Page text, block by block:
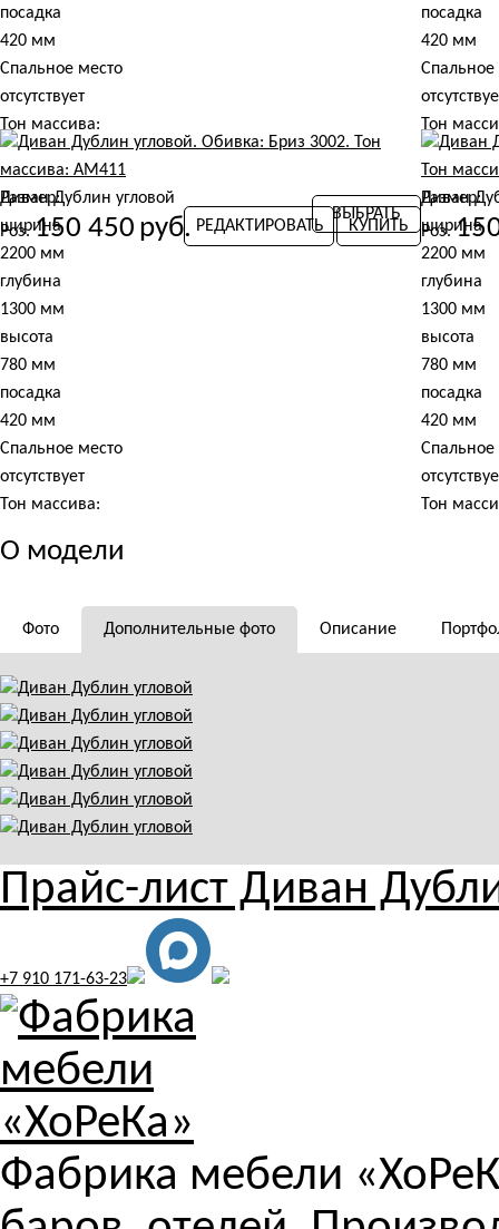
посадка
420 мм
Спальное место
отсутствует
Тон массива:
АМ 411
Обивка:
Бест (Best Марал) - Бест 50
Артикул:
Хорека 020
посадка
420 мм
Спальное
Тон
АМ 411
Обивка:
Бест
Артикул:
Хорека
Диван Дублин угловой
Роз.150 450 руб. ВЫБРАТЬ
КУПИТЬ
РЕДАКТИРОВАТЬ
Размер:
ширина
2200 мм
глубина
1300 мм
высота
780 мм
посадка
420 мм
Спальное место
отсутствует
Тон массива:
Обивка:
Диван
Роз.
Размер:
ширина
2200 мм
глубина
1300 мм
высота
780 мм
посадка
420 мм
Спальное
Тон
О модели
Фото Дополнительные фото Описание
Прайс-лист Диван
+7 910 171-63-23
Фабрика мебели